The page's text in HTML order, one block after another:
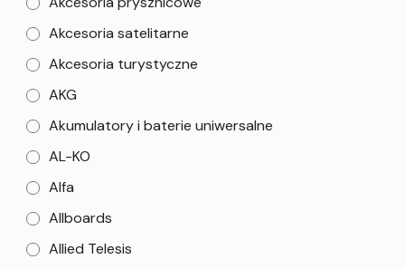
Akcesoria satelitarne
Akcesoria turystyczne
AKG
Akumulatory i baterie uniwersalne
AL-KO
Alfa
Allboards
Allied Telesis